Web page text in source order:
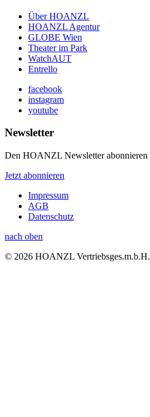
Über HOANZL
HOANZL Agentur
GLOBE Wien
Theater im Park
WatchAUT
Entrello
facebook
instagram
youtube
Newsletter
Den HOANZL Newsletter abonnieren
Jetzt abonnieren
Impressum
AGB
Datenschutz
nach oben
© 2026 HOANZL Vertriebsges.m.b.H.